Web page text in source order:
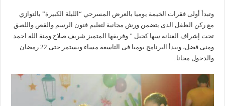
وتبدأ أولى فقرات الخيمة يوميا بالعرض المسرحي “الليلة الكبيرة” بالتوازي
مع ركن الطفل الذى يتضمن ورش مجانية لتعليم فنون الرسم والقص واللصق
تحت إشراف الفنانه سها كحيل ” وفريقها المتميز شريف صلاح ومنة الله احمد
ومنى فضل، ويبدأ البرنامح يوميا فى التاسعة مساء ويستمر حتى 22 رمضان
والدخول مجانا .